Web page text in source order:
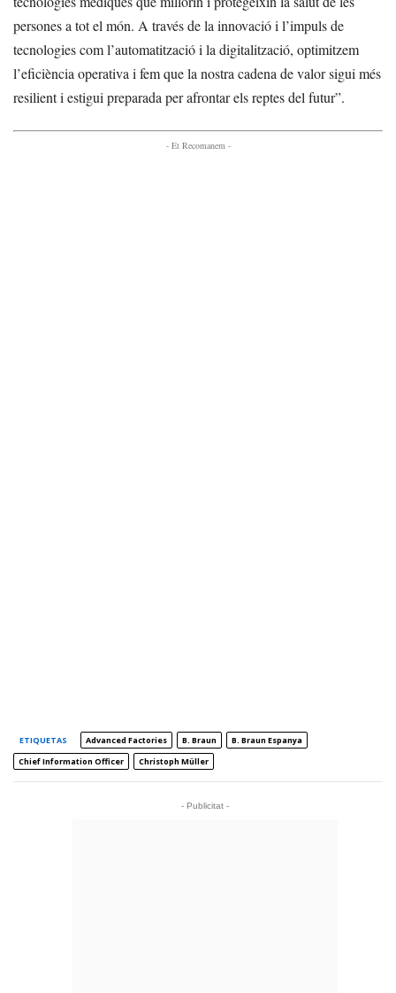
persones a tot el món. A través de la innovació i l’impuls de
tecnologies com l’automatització i la digitalització, optimitzem
l’eficiència operativa i fem que la nostra cadena de valor sigui més
resilient i estigui preparada per afrontar els reptes del futur”.
- Et Recomanem -
ETIQUETAS Advanced Factories B. Braun
B. Braun Espanya
Chief Information Officer
Christoph Müller
- Publicitat -